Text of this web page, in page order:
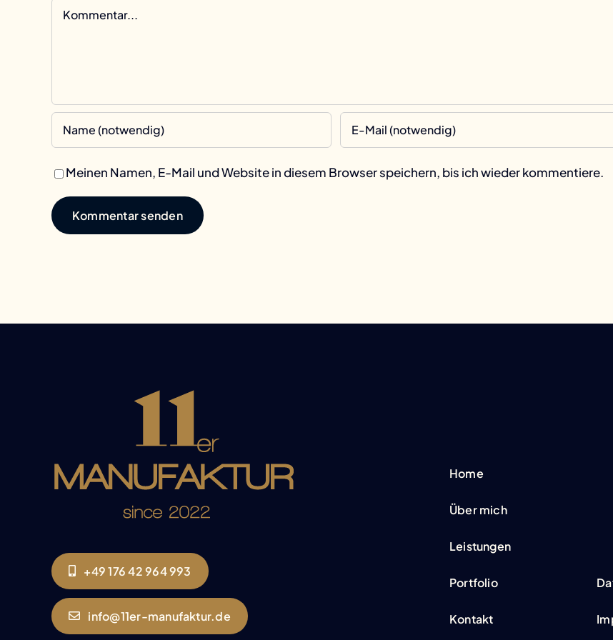
Kommentar
Meinen Namen, E-Mail und Website in diesem Browser speichern, bis ich wieder kommentiere.
+49 176 42 964 993
info@11er-manufaktur.de
Home
Über mich
Leistungen
Portfolio
Kontakt